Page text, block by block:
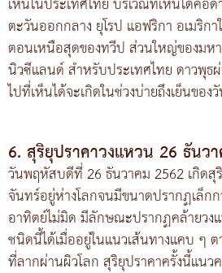
ตะวันออกกลาง ยุโรป แอฟริกา อเมริกา
ตอนเหนือสุดของทวีป ส่วนใหญ่ของม
นิวซีแลนด์ สำหรับประเทศไทย ดาวพุธ
ไปที่เห็นได้จะเกิดในช่วงบ่ายถึงเย็นขอ
6. สุริยุปราคาวงแหวน 26 ธันว
วันพฤหัสบดีที่ 26 ธันวาคม 2562 เกิดสุ
จันทร์อยู่ห่างโลกจนมีขนาดปรากฏเล็ก
อาทิตย์ไม่มิด มีลักษณะปรากฏคล้ายวง
ชนิดนี้ได้เมื่ออยู่ในแนวเส้นทางแคบ ๆ
ที่ลากผ่านผิวโลก สุริยุปราคาครั้งนี้แนว